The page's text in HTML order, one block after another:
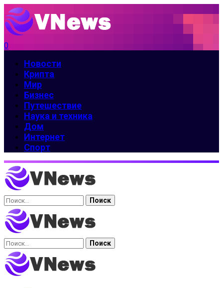
0
Новости
Крипта
Мир
Бизнес
Путешествие
Наука и техника
Дом
Интернет
Спорт
Найти:
Найти: